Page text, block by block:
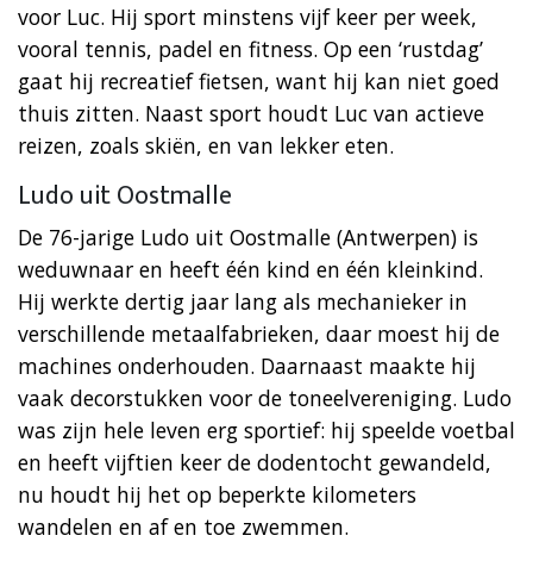
voor Luc. Hij sport minstens vijf keer per week,
vooral tennis, padel en fitness. Op een ‘rustdag’
gaat hij recreatief fietsen, want hij kan niet goed
thuis zitten. Naast sport houdt Luc van actieve
reizen, zoals skiën, en van lekker eten.
Ludo uit Oostmalle
De 76-jarige Ludo uit Oostmalle (Antwerpen) is
weduwnaar en heeft één kind en één kleinkind.
Hij werkte dertig jaar lang als mechanieker in
verschillende metaalfabrieken, daar moest hij de
machines onderhouden. Daarnaast maakte hij
vaak decorstukken voor de toneelvereniging. Ludo
was zijn hele leven erg sportief: hij speelde voetbal
en heeft vijftien keer de dodentocht gewandeld,
nu houdt hij het op beperkte kilometers
wandelen en af en toe zwemmen.